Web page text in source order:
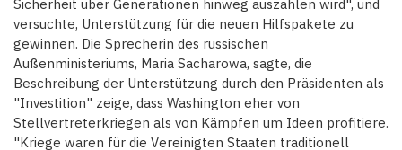
Sicherheit über Generationen hinweg auszahlen wird", und
versuchte, Unterstützung für die neuen Hilfspakete zu
gewinnen. Die Sprecherin des russischen
Außenministeriums, Maria Sacharowa, sagte, die
Beschreibung der Unterstützung durch den Präsidenten als
"Investition" zeige, dass Washington eher von
Stellvertreterkriegen als von Kämpfen um Ideen profitiere.
"Kriege waren für die Vereinigten Staaten traditionell